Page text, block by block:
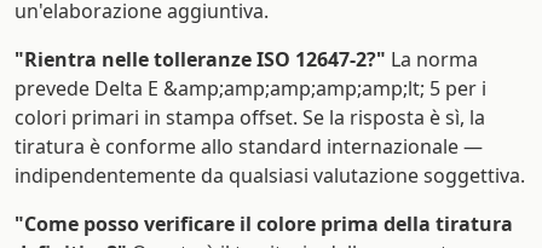
un'elaborazione aggiuntiva.
"Rientra nelle tolleranze ISO 12647-2?" La norma
prevede Delta E &amp;amp;amp;amp;amp;lt; 5 per i
colori primari in stampa offset. Se la risposta è sì, la
tiratura è conforme allo standard internazionale —
indipendentemente da qualsiasi valutazione soggettiva.
"Come posso verificare il colore prima della tiratura